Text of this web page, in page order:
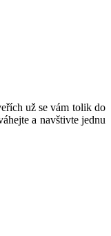
už se vám tolik do
a navštivte jednu